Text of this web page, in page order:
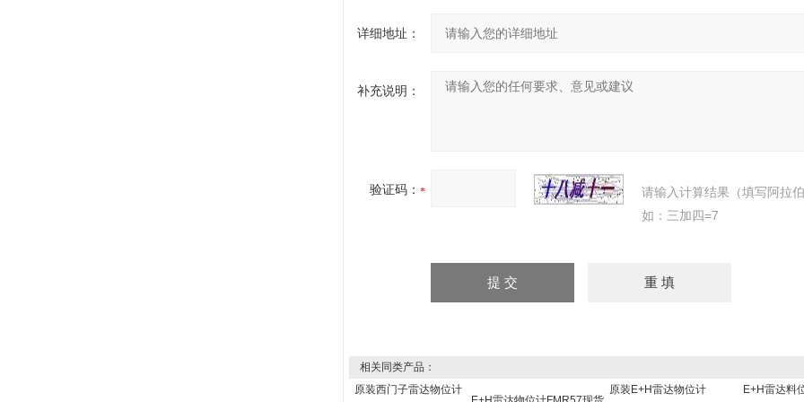
详细地址：
补充说明：
验证码：
请输入计算结果（填写阿拉伯
如：三加四=7
相关同类产品：
原装西门子雷达物位计
原装E+H雷达物位计 E+H雷达料